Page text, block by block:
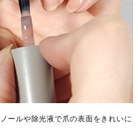
ールや除光液で爪の表面をきれいに